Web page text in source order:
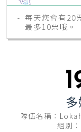
每天您會有20
最多10票哦。
隨時查看您的
隊伍名稱：
組別